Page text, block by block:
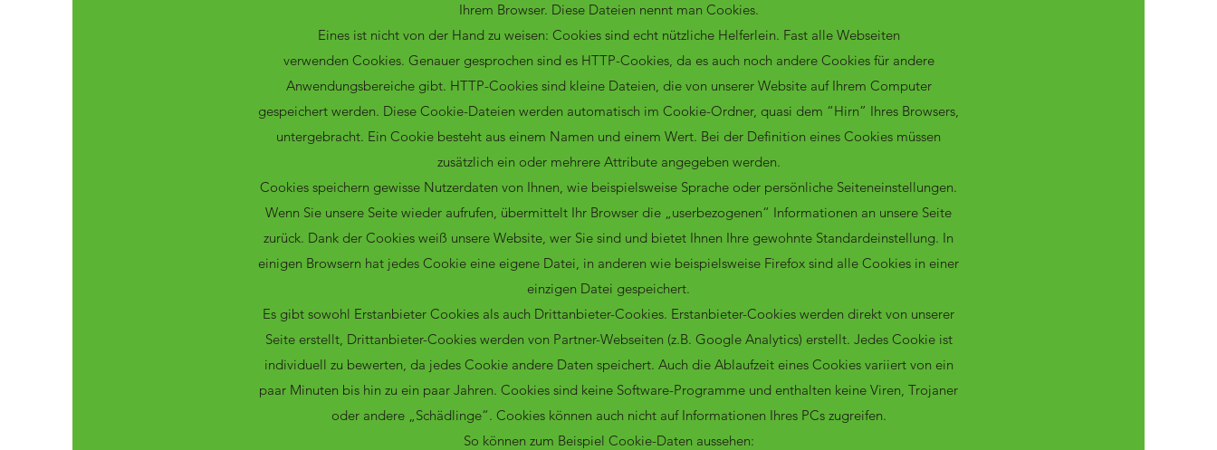
Ihrem Browser. Diese Dateien nennt man Cookies.
Eines ist nicht von der Hand zu weisen: Cookies sind echt nützliche Helferlein. Fast alle Webseiten
verwenden Cookies. Genauer gesprochen sind es HTTP-Cookies, da es auch noch andere Cookies für andere
Anwendungsbereiche gibt. HTTP-Cookies sind kleine Dateien, die von unserer Website auf Ihrem Computer
gespeichert werden. Diese Cookie-Dateien werden automatisch im Cookie-Ordner, quasi dem “Hirn” Ihres Browsers,
untergebracht. Ein Cookie besteht aus einem Namen und einem Wert. Bei der Definition eines Cookies müssen
zusätzlich ein oder mehrere Attribute angegeben werden.
Cookies speichern gewisse Nutzerdaten von Ihnen, wie beispielsweise Sprache oder persönliche Seiteneinstellungen.
Wenn Sie unsere Seite wieder aufrufen, übermittelt Ihr Browser die „userbezogenen“ Informationen an unsere Seite
zurück. Dank der Cookies weiß unsere Website, wer Sie sind und bietet Ihnen Ihre gewohnte Standardeinstellung. In
einigen Browsern hat jedes Cookie eine eigene Datei, in anderen wie beispielsweise Firefox sind alle Cookies in einer
einzigen Datei gespeichert.
Es gibt sowohl Erstanbieter Cookies als auch Drittanbieter-Cookies. Erstanbieter-Cookies werden direkt von unserer
Seite erstellt, Drittanbieter-Cookies werden von Partner-Webseiten (z.B. Google Analytics) erstellt. Jedes Cookie ist
individuell zu bewerten, da jedes Cookie andere Daten speichert. Auch die Ablaufzeit eines Cookies variiert von ein
paar Minuten bis hin zu ein paar Jahren. Cookies sind keine Software-Programme und enthalten keine Viren, Trojaner
oder andere „Schädlinge“. Cookies können auch nicht auf Informationen Ihres PCs zugreifen.
So können zum Beispiel Cookie-Daten aussehen: